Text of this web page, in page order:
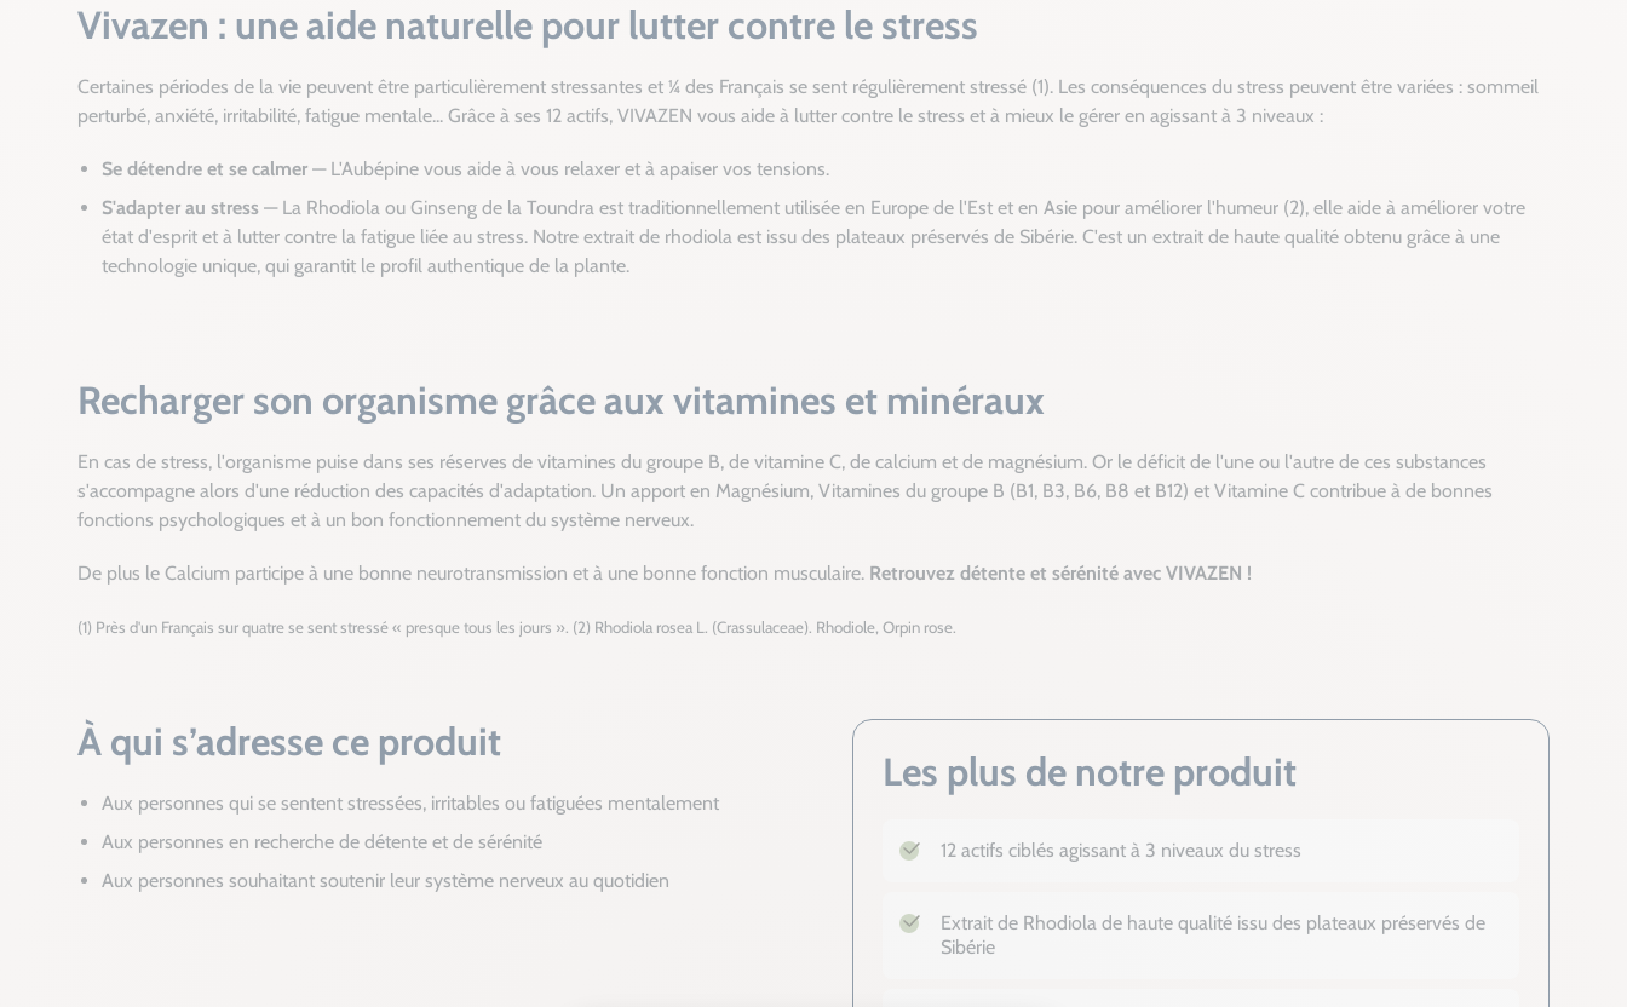
Vivazen : une aide naturelle pour lutter contre le stress
Certaines périodes de la vie peuvent être particulièrement stressantes et ¼ des Français se sent régulièrement stressé (1). Les conséquences du stress peuvent être variées : sommeil
perturbé, anxiété, irritabilité, fatigue mentale... Grâce à ses 12 actifs, VIVAZEN vous aide à lutter contre le stress et à mieux le gérer en agissant à 3 niveaux :
Se détendre et se calmer — L'Aubépine vous aide à vous relaxer et à apaiser vos tensions.
S'adapter au stress — La Rhodiola ou Ginseng de la Toundra est traditionnellement utilisée en Europe de l'Est et en Asie pour améliorer l'humeur (2), elle aide à améliorer votre
état d'esprit et à lutter contre la fatigue liée au stress. Notre extrait de rhodiola est issu des plateaux préservés de Sibérie. C'est un extrait de haute qualité obtenu grâce à une
technologie unique, qui garantit le profil authentique de la plante.
Recharger son organisme grâce aux vitamines et minéraux
En cas de stress, l'organisme puise dans ses réserves de vitamines du groupe B, de vitamine C, de calcium et de magnésium. Or le déficit de l'une ou l'autre de ces substances
s'accompagne alors d'une réduction des capacités d'adaptation. Un apport en Magnésium, Vitamines du groupe B (B1, B3, B6, B8 et B12) et Vitamine C contribue à de bonnes
fonctions psychologiques et à un bon fonctionnement du système nerveux.
De plus le Calcium participe à une bonne neurotransmission et à une bonne fonction musculaire. Retrouvez détente et sérénité avec VIVAZEN !
(1) Près d'un Français sur quatre se sent stressé « presque tous les jours ». (2) Rhodiola rosea L. (Crassulaceae). Rhodiole, Orpin rose.
À qui s’adresse ce produit
Aux personnes qui se sentent stressées, irritables ou fatiguées mentalement
Aux personnes en recherche de détente et de sérénité
Aux personnes souhaitant soutenir leur système nerveux au quotidien
Les plus de notre produit
12 actifs ciblés agissant à 3 niveaux du stress
Extrait de Rhodiola de haute qualité issu des plateaux préservés de
Sibérie